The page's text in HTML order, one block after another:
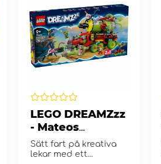
LEGO DREAMZzz
- Mateos
sprayfärgsbil
Sätt fart på kreativa
lekar med ett